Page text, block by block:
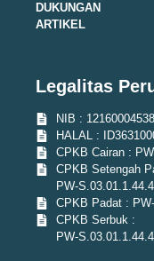
DUKUNGAN
ARTIKEL
Legalitas
NIB :
HALAL :
CPKB Cairan :
CPKB Setengah
PW-
CPKB Padat :
CPKB Serbuk :
PW-